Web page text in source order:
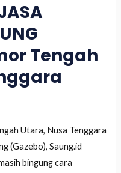
Tengah
Utara, Nusa Tenggara
(Gazebo), Saung.id
bingung cara